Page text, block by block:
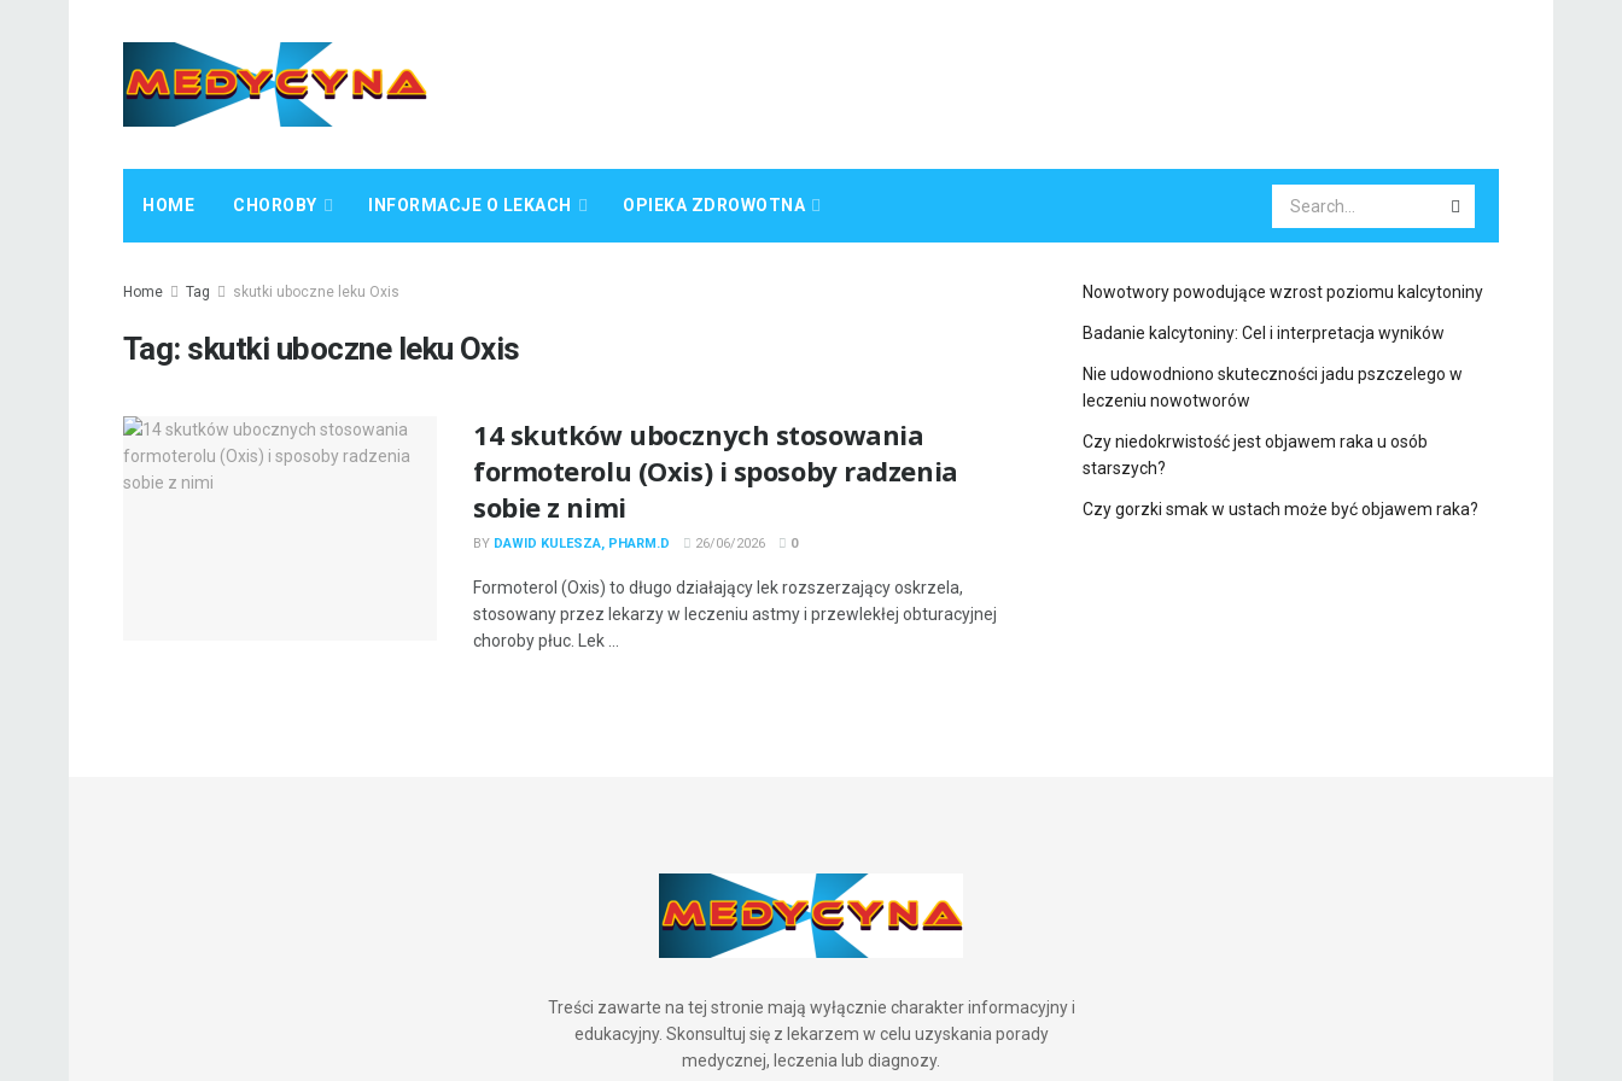
HOME CHOROBY INFORMACJE O LEKACH OPIEKA ZDROWOTNA
Home Tag skutki uboczne leku Oxis
Tag: skutki uboczne leku Oxis
14 skutków ubocznych stosowania
formoterolu (Oxis) i sposoby radzenia
sobie z nimi
BY DAWID KULESZA, PHARM.D 26/06/2026 0
Formoterol (Oxis) to długo działający lek rozszerzający oskrzela,
stosowany przez lekarzy w leczeniu astmy i przewlekłej obturacyjnej
choroby płuc. Lek ...
Nowotwory powodujące wzrost poziomu kalcytoniny
Badanie kalcytoniny: Cel i interpretacja wyników
Nie udowodniono skuteczności jadu pszczelego w
leczeniu nowotworów
Czy niedokrwistość jest objawem raka u osób
starszych?
Czy gorzki smak w ustach może być objawem raka?
Treści zawarte na tej stronie mają wyłącznie charakter informacyjny i
edukacyjny. Skonsultuj się z lekarzem w celu uzyskania porady
medycznej, leczenia lub diagnozy.